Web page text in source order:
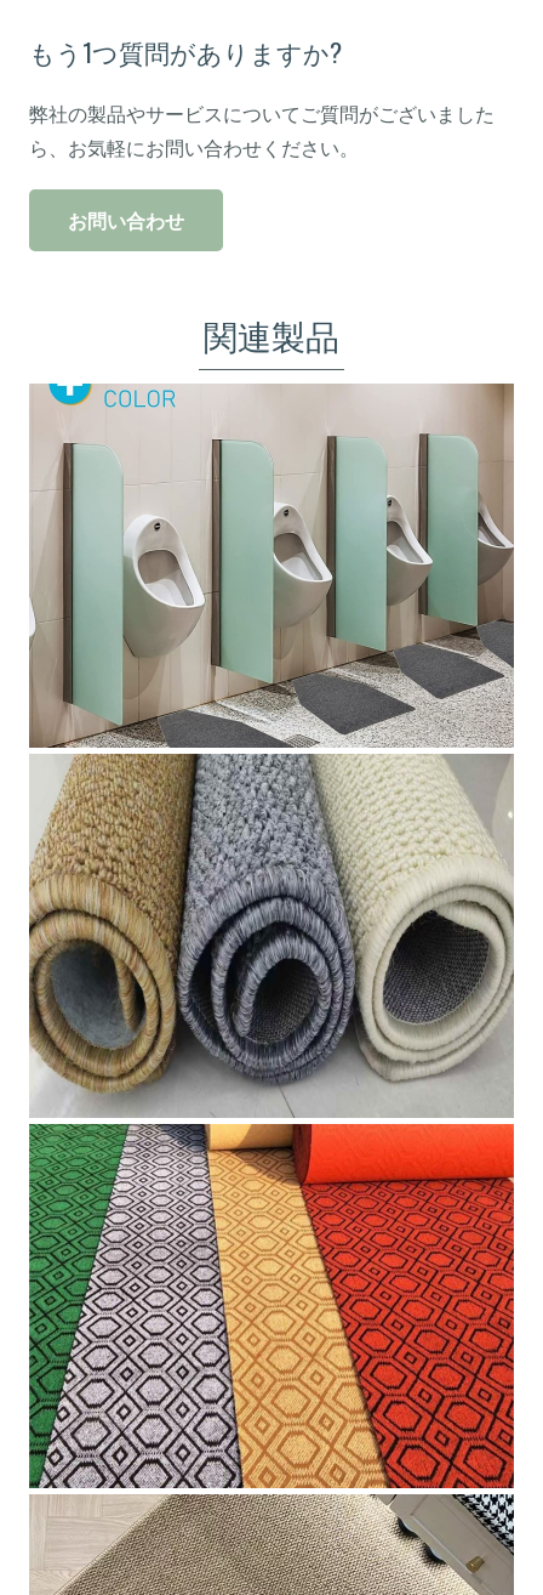
もう1つ質問がありますか?
弊社の製品やサービスについてご質問がございました
ら、お気軽にお問い合わせください。
お問い合わせ
関連製品